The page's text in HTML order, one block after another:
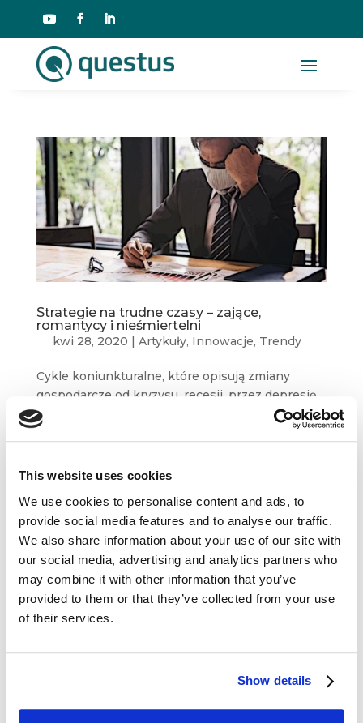
This website uses cookies
We use cookies to personalise content and ads, to
provide social media features and to analyse our traffic.
We also share information about your use of our site with
our social media, advertising and analytics partners who
may combine it with other information that you’ve
provided to them or that they’ve collected from your use
of their services.
Show details
Strategie na trudne czasy – zające,
romantycy i nieśmiertelni
kwi 28, 2020 | Artykuły, Innowacje, Trendy
Cykle koniunkturalne, które opisują zmiany
gospodarcze od kryzysu, recesji, przez depresję
i ożywienie aż po rozkwit, nie mają zastosowania
do sytuacji, z którą przyszło nam się mierzyć
Dane kontaktowe

